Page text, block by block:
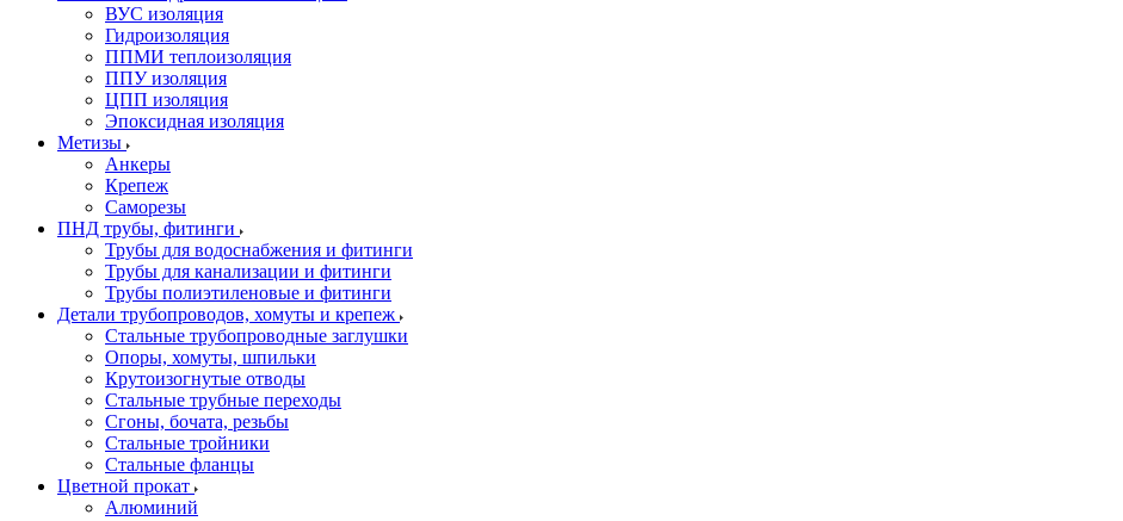
ВУС изоляция
Гидроизоляция
ППМИ теплоизоляция
ППУ изоляция
ЦПП изоляция
Эпоксидная изоляция
Метизы
Анкеры
Крепеж
Саморезы
ПНД трубы, фитинги
Трубы для водоснабжения и фитинги
Трубы для канализации и фитинги
Трубы полиэтиленовые и фитинги
Детали трубопроводов, хомуты и крепеж
Стальные трубопроводные заглушки
Опоры, хомуты, шпильки
Крутоизогнутые отводы
Стальные трубные переходы
Сгоны, бочата, резьбы
Стальные тройники
Стальные фланцы
Цветной прокат
Алюминий